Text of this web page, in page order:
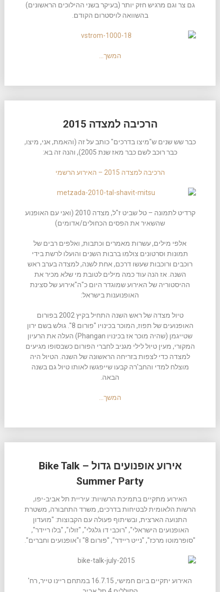
גם צר וגם מרגיש חזק יותר (בעיקר בשני ההילוכים הראשונים)
בהשוואה לויסטרום הקודם.
המשך…
הרכיבה למצדה 2015
כבר שש שנים ש"מיצו בדרכים" כותב על זה (והאמת, אני, מיצו,
כבר רוכב לשם כבר מאז שנת 2005), והנה זה בא:
הרכיבה למצדה 2015 – האירוע הרשמי
קרדיט לתמונה – טל שביט ז"ל, מצדה 2010 (ואני עם האופנוע
שהשאיר את הפסים הכחולים/אדומים)
אלפי מילים, עשרות מאמרים וכתבות, ואלפים רבים של
תמונות וסרטונים צולמו ברבות השנים והועלו לרשת בידי
רוכבים ורוכבות שעשו דרכם, אחת לשנה, למצדה בערב ראש
השנה. אז הנה עוד כמה מילים לטובת מי שלא מכיר את
ההיסטוריה של האירוע שמוגדר היום כ"ה"אירוע של סצינת
האופנוענות בישראל:
טיול מצדה של ראש השנה התחיל בקיץ 2002 בפורום
האופנועים של תפוז, המוכר בכינויו "פורום 8". גולש בשם ירון
שטייגמן (שהיה מוכר אז בכינויו Phangan) העלה את הרעיון
המקורי, מעין טיול לילי מגניב לחברי הפורום כשבסופו מגיעים
למצדה כדי לצפות בזריחה הראשונה של השנה. הטיול היה
מוצלח למדי והחב'רה קבעו שייפגשו לאותו טיול גם בשנה
הבאה.
המשך…
אירוע אופנועים גדול – Bike Talk
Summer Party
האירוע מתקיים בתמיכת הרשויות: עיריית תל אביב-יפו,
הרשות הלאומית לבטיחות בדרכים, משרד התחבורה, משטרת
התנועה הארצית, ובשיתוף פעולה עם הקבוצות: "מועדון
האופנועים הישראלי", "רוכבי דו גלגלי", "זולו", "בלו ריידר",
"סופרמוטו מרכז", "נייט ריידר", "פורום 8" ו"אופנועים וחברים".
האירוע יתקיים ביום חמישי, 16.7.15 במתחם ריינו טייר, רח'